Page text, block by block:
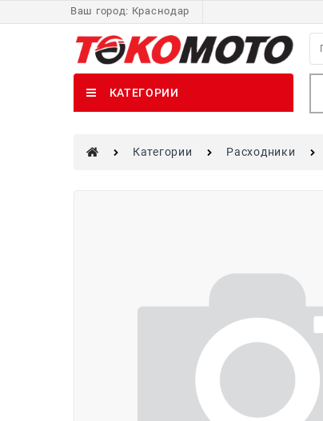
Ваш город: Краснодар
КАТЕГОРИИ
Категории Расходники